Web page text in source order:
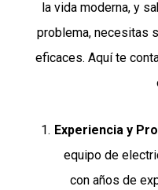
la vida moderna, y
problema, necesitas
eficaces. Aquí te
Experiencia y
equipo de
con años de